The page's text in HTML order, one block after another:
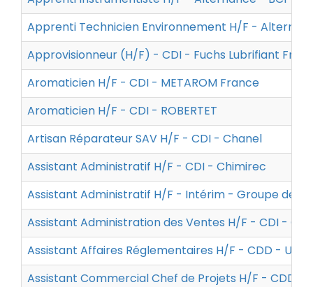
Apprenti Technicien Environnement H/F -
Approvisionneur (H/F) - CDI - Fuchs Lubrifiant
Aromaticien H/F - CDI - METAROM France
Aromaticien H/F - CDI - ROBERTET
Artisan Réparateur SAV H/F - CDI - Chanel
Assistant Administratif H/F - CDI - Chimirec
Assistant Administratif H/F - Intérim - Groupe de
Assistant Administration des Ventes H/F - CDI -
Assistant Affaires Réglementaires H/F - CDD -
Assistant Commercial Chef de Projets H/F - CDD -